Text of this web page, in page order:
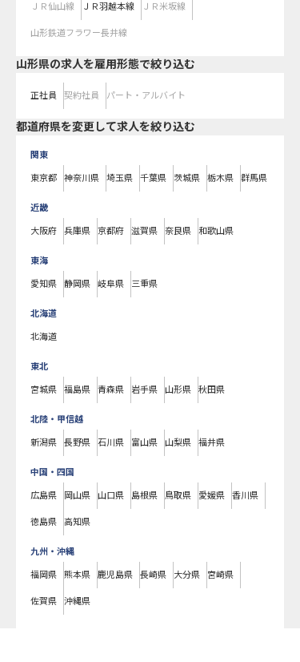
ＪＲ仙山線 ＪＲ羽越本線 ＪＲ米坂線
山形鉄道フラワー長井線
山形県の求人を雇用形態で絞り込む
正社員 契約社員 パート・アルバイト
都道府県を変更して求人を絞り込む
関東
東京都 神奈川県 埼玉県 千葉県 茨城県 栃木県 群馬県
近畿
大阪府 兵庫県 京都府 滋賀県 奈良県 和歌山県
東海
愛知県 静岡県 岐阜県 三重県
北海道
北海道
東北
宮城県 福島県 青森県 岩手県 山形県 秋田県
北陸・甲信越
新潟県 長野県 石川県 富山県 山梨県 福井県
中国・四国
広島県 岡山県 山口県 島根県 鳥取県 愛媛県 香川県
徳島県 高知県
九州・沖縄
福岡県 熊本県 鹿児島県 長崎県 大分県 宮崎県
佐賀県 沖縄県